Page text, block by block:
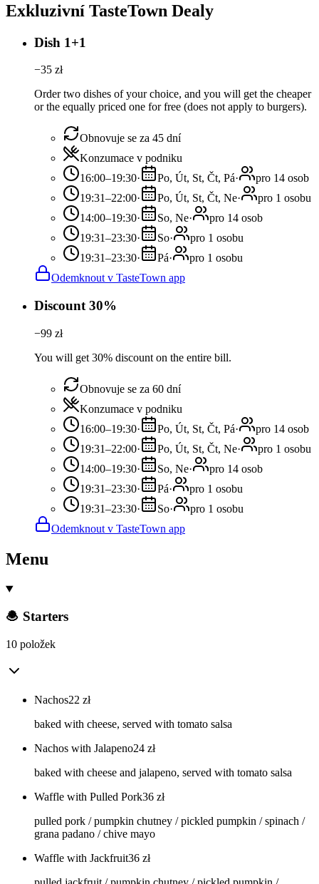
Exkluzivní TasteTown Dealy
Dish 1+1
−35 zł
Order two dishes of your choice, and you will get the cheaper
or the equally priced one for free (does not apply to burgers).
Obnovuje se za 45 dní
Konzumace v podniku
16:00–19:30· Po, Út, St, Čt, Pá·
pro 14 osob
19:31–22:00· Po, Út, St, Čt, Ne·
pro 1 osobu
14:00–19:30· So, Ne·
pro 14 osob
19:31–23:30· So·
pro 1 osobu
19:31–23:30· Pá·
pro 1 osobu
Odemknout v TasteTown app
Discount 30%
−99 zł
You will get 30% discount on the entire bill.
Obnovuje se za 60 dní
Konzumace v podniku
16:00–19:30· Po, Út, St, Čt, Pá·
pro 14 osob
19:31–22:00· Po, Út, St, Čt, Ne·
pro 1 osobu
14:00–19:30· So, Ne·
pro 14 osob
19:31–23:30· Pá·
pro 1 osobu
19:31–23:30· So·
pro 1 osobu
Odemknout v TasteTown app
Menu
🧆 Starters
10 položek
Nachos22 zł
baked with cheese, served with tomato salsa
Nachos with Jalapeno24 zł
baked with cheese and jalapeno, served with tomato salsa
Waffle with Pulled Pork36 zł
pulled pork / pumpkin chutney / pickled pumpkin / spinach /
grana padano / chive mayo
Waffle with Jackfruit36 zł